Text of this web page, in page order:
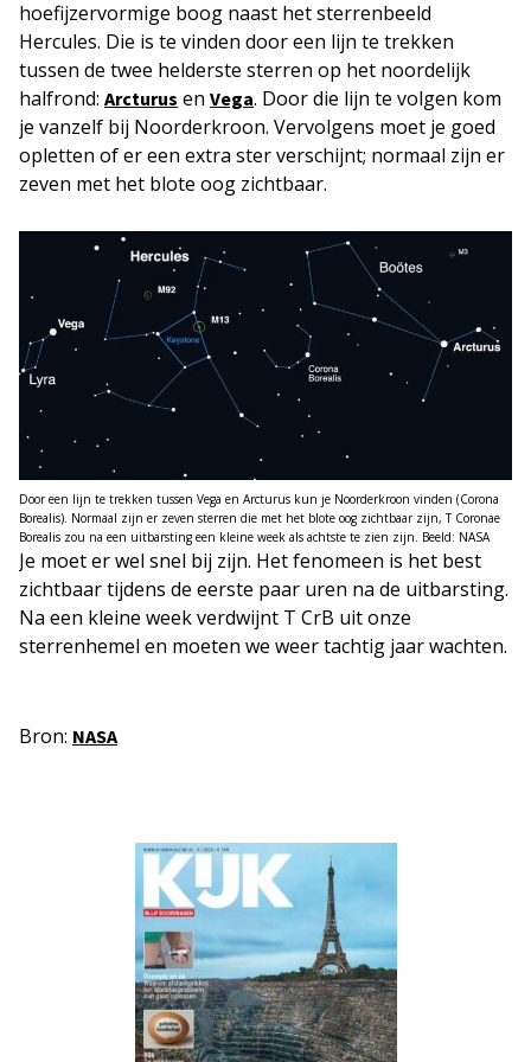
hoefijzervormige boog naast het sterrenbeeld
Hercules. Die is te vinden door een lijn te trekken
tussen de twee helderste sterren op het noordelijk
halfrond: Arcturus en Vega. Door die lijn te volgen kom
je vanzelf bij Noorderkroon. Vervolgens moet je goed
opletten of er een extra ster verschijnt; normaal zijn er
zeven met het blote oog zichtbaar.
Door een lijn te trekken tussen Vega en Arcturus kun je Noorderkroon vinden (Corona
Borealis). Normaal zijn er zeven sterren die met het blote oog zichtbaar zijn, T Coronae
Borealis zou na een uitbarsting een kleine week als achtste te zien zijn. Beeld: NASA
Je moet er wel snel bij zijn. Het fenomeen is het best
zichtbaar tijdens de eerste paar uren na de uitbarsting.
Na een kleine week verdwijnt T CrB uit onze
sterrenhemel en moeten we weer tachtig jaar wachten.
Bron: NASA